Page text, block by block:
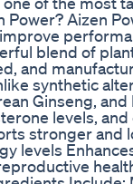
Aizen
blend of
and
synthetic
Ginseng,
levels, and
stronger
levels